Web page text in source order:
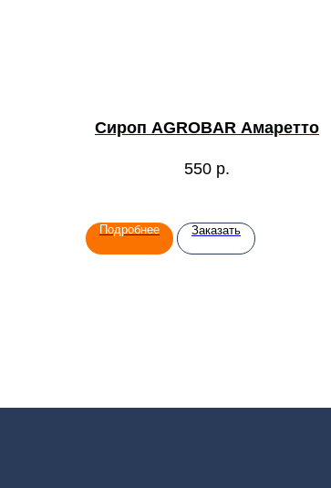
Сироп AGROBAR Амаретто
550 р.
Подробнее Заказать